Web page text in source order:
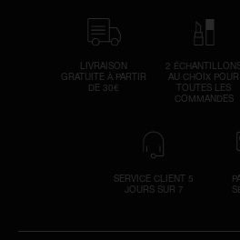
LIVRAISON
GRATUITE À PARTIR
DE 30€
2
AU CHOIX POUR
TOUTES LES
COMMANDES
SERVICE CLIENT 5
JOURS SUR 7